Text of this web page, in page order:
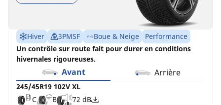
Hiver 3PMSF Boue & Neige
Performance
Un contrôle sur route fait pour durer en conditions
hivernales rigoureuses.
Avant Arrière
245/45R19 102V XL
C
B
72 dB